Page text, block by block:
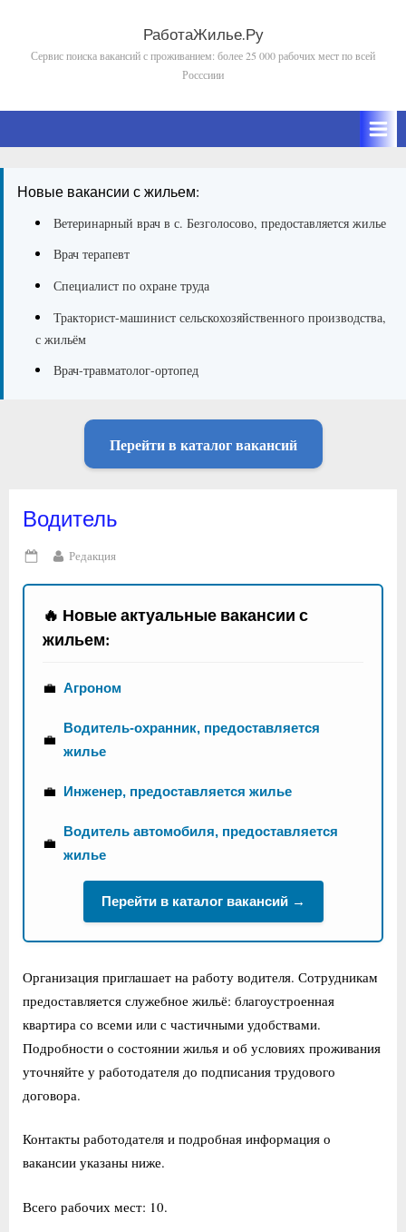
content
РаботаЖилье.Ру
Сервис поиска вакансий с проживанием: более 25 000 рабочих мест по всей
Росссиии
Новые вакансии с жильем:
Ветеринарный врач в с. Безголосово, предоставляется жилье
Врач терапевт
Специалист по охране труда
Тракторист-машинист сельскохозяйственного производства,
с жильём
Врач-травматолог-ортопед
Перейти в каталог вакансий
Водитель
Posted
on
By
Редакция
🔥 Новые актуальные вакансии с
жильем:
💼 Агроном
💼
Водитель-охранник, предоставляется
жилье
💼 Инженер, предоставляется жилье
💼
Водитель автомобиля, предоставляется
жилье
Перейти в каталог вакансий →
Организация приглашает на работу водителя. Сотрудникам
предоставляется служебное жильё: благоустроенная
квартира со всеми или с частичными удобствами.
Подробности о состоянии жилья и об условиях проживания
уточняйте у работодателя до подписания трудового
договора.
Контакты работодателя и подробная информация о
вакансии указаны ниже.
Всего рабочих мест: 10.